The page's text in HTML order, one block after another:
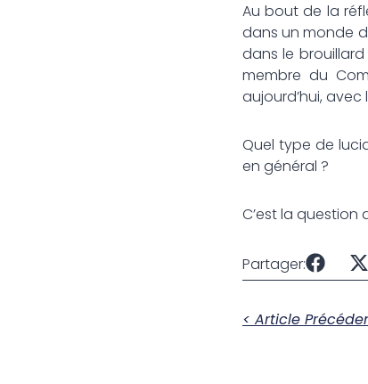
Au bout de la
dans un monde
dans le
membre du
aujourd’hui,
Quel type de
en général ?
C’est la question
Partager:
< Article